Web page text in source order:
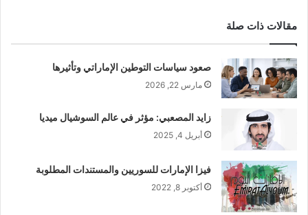
مقالات ذات صلة
صعود سياسات التوطين الإماراتي وتأثيرها
مارس 22, 2026
زايد المصعبي: مؤثر في عالم السوشيال ميديا
أبريل 4, 2025
فيزا الإمارات للسوريين والمستندات المطلوبة
أكتوبر 8, 2022